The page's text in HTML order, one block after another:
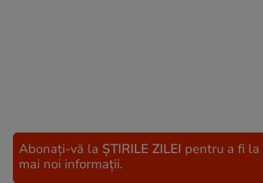
Abonați-vă la ȘTIRILE ZILEI pentru a fi la
mai noi informații.